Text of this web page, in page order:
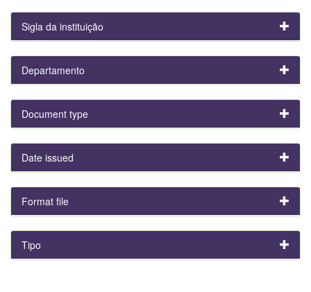
Sigla da instituição
Departamento
Document type
Date issued
Format file
Tipo